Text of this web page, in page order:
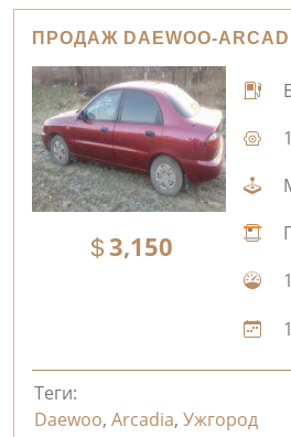
ПРОДАЖ DAEWOO-
3,150
Теги:
Daewoo, Arcadia, Ужгород